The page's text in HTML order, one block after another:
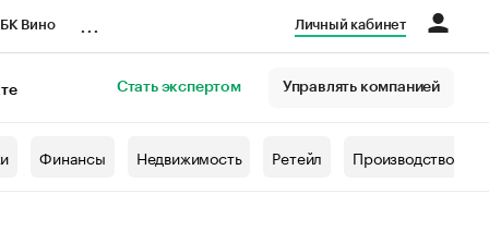
Вино Личный кабинет
Стать экспертом Управлять компанией
Финансы Недвижимость Ретейл Производство